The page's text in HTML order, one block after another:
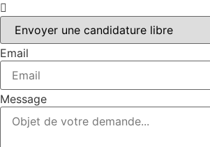
Email
Message